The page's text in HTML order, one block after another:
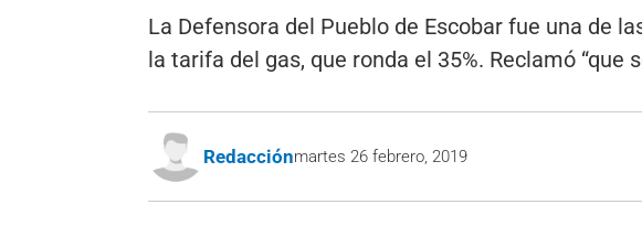
La Defensora del Pueblo de Escobar fue una de
la tarifa del gas, que ronda el 35%. Reclamó
Redacciónmartes 26 febrero, 2019